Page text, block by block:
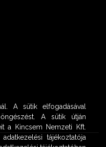
A sütik elfogadásával
A sütik útján
a Kincsem Nemzeti Kft.
tájékoztatója